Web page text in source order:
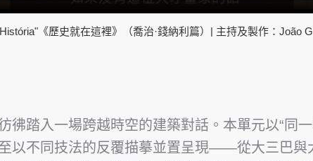
《歷史就在這裡》（喬治·錢納利篇）| 主持及製作：João
彿踏入一場跨越時空的建築對話。本單元以“同
以不同技法的反覆描摹並置呈現——從大三巴與